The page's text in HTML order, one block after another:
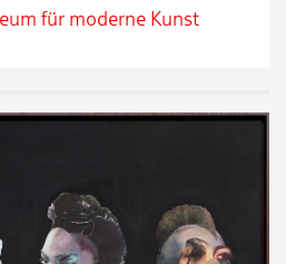
für moderne Kunst